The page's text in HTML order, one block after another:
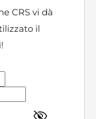
CRS vi dà
il